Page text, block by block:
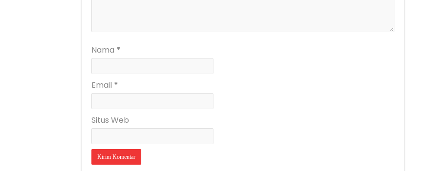
Nama *
Email *
Situs Web